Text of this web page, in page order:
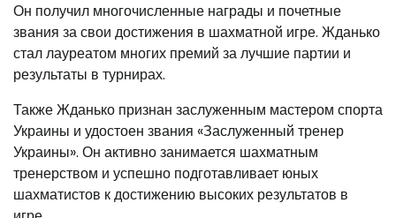
Он получил многочисленные награды и почетные
звания за свои достижения в шахматной игре. Жданько
стал лауреатом многих премий за лучшие партии и
результаты в турнирах.
Также Жданько признан заслуженным мастером спорта
Украины и удостоен звания «Заслуженный тренер
Украины». Он активно занимается шахматным
тренерством и успешно подготавливает юных
шахматистов к достижению высоких результатов в